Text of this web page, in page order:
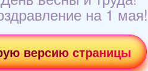
на 1 мая!
версию страницы